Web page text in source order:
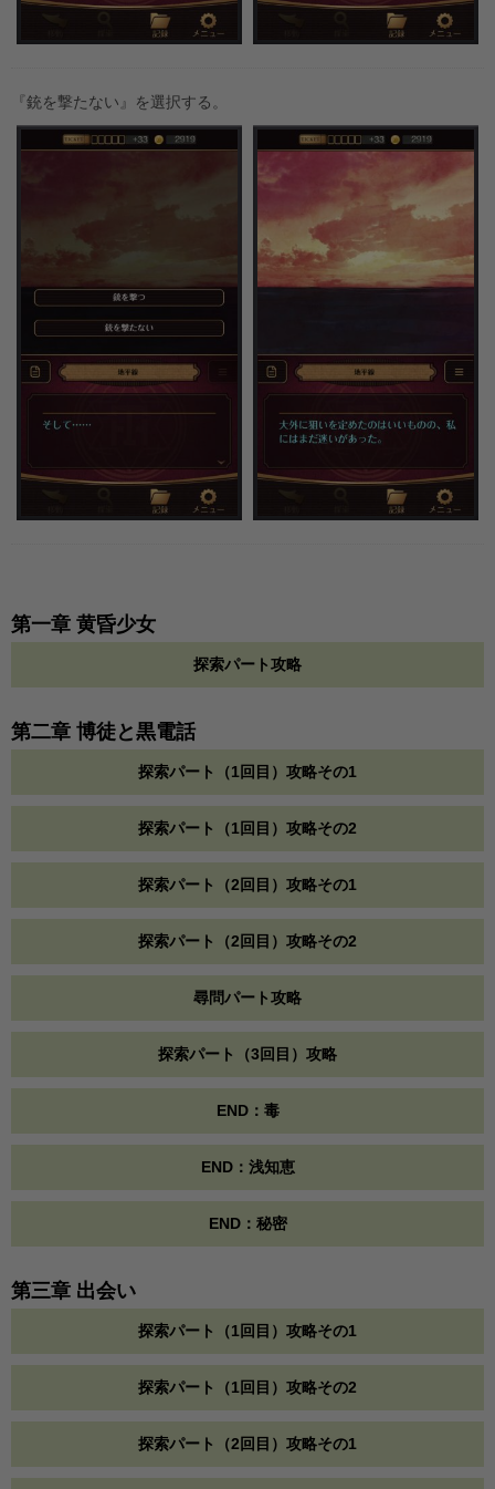
『銃を撃たない』を選択する。
第一章 黄昏少女
探索パート攻略
第二章 博徒と黒電話
探索パート（1回目）攻略その1
探索パート（1回目）攻略その2
探索パート（2回目）攻略その1
探索パート（2回目）攻略その2
尋問パート攻略
探索パート（3回目）攻略
END：毒
END：浅知恵
END：秘密
第三章 出会い
探索パート（1回目）攻略その1
探索パート（1回目）攻略その2
探索パート（2回目）攻略その1